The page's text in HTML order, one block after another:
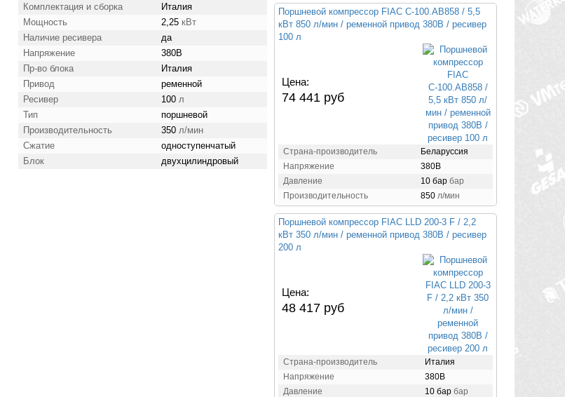
Комплектация и сборка
Италия
Мощность
2,25 кВт
Наличие ресивера
да
Напряжение
380В
Пр-во блока
Италия
Привод
ременной
Ресивер
100 л
Тип
поршневой
Производительность
350 л/мин
Сжатие
одноступенчатый
Блок
двухцилиндровый
Поршневой компрессор FIAC С-100.AB858 / 5,5
кВт 850 л/мин / ременной привод 380В / ресивер
100 л
Цена:
74 441 руб
Страна-производитель
Беларуссия
Напряжение
380В
Давление
10 бар бар
Производительность
850 л/мин
Поршневой компрессор FIAC LLD 200-3 F / 2,2
кВт 350 л/мин / ременной привод 380В / ресивер
200 л
Цена:
48 417 руб
Страна-производитель
Италия
Напряжение
380В
Давление
10 бар бар